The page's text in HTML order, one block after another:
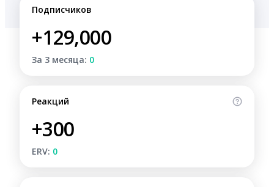
Подписчиков
+129,000
За 3 месяца: 0
Реакций
+300
ERV: 0